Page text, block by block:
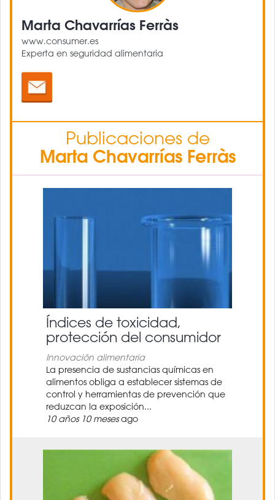
Marta Chavarrías Ferràs
www.consumer.es
Experta en seguridad alimentaria
Publicaciones de
Marta Chavarrías Ferràs
Índices de toxicidad,
protección del consumidor
Innovación alimentaria
La presencia de sustancias químicas en
alimentos obliga a establecer sistemas de
control y herramientas de prevención que
reduzcan la exposición...
10 años 10 mesesago